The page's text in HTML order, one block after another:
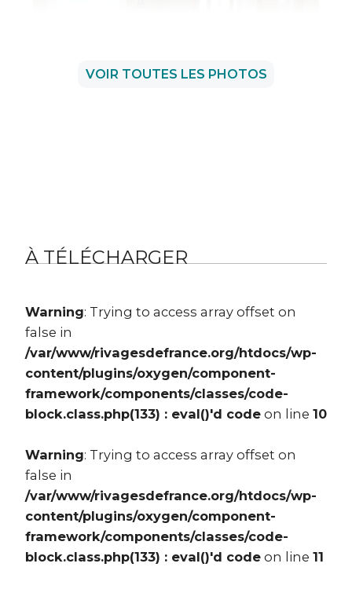
VOIR TOUTES LES PHOTOS
À TÉLÉCHARGER
Warning: Trying to access array offset on
false in
/var/www/rivagesdefrance.org/htdocs/wp-
content/plugins/oxygen/component-
framework/components/classes/code-
block.class.php(133) : eval()'d code on line 10
Warning: Trying to access array offset on
false in
/var/www/rivagesdefrance.org/htdocs/wp-
content/plugins/oxygen/component-
framework/components/classes/code-
block.class.php(133) : eval()'d code on line 11